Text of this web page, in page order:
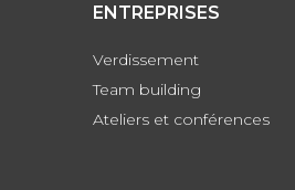
ENTREPRISES
Verdissement
Team building
Ateliers et conférences